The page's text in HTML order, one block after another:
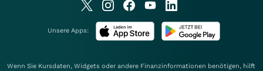
Unsere Apps:
Wenn Sie Kursdaten, Widgets oder andere Finanzinformationen benötigen, hilft